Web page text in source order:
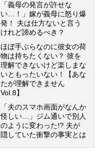
「義母の発言が許せな
い…！」嫁が義母に怒り爆
発！ 夫は仕方ないと言う
けれど諦めるべき？
ほぼ手ぶらなのに彼女の荷
物は持ちたくない？ 彼を
理解できないけど楽しまな
いともったいない！【あな
たが理解できません
Vol.8】
「夫のスマホ画面がなんか
怪しい…」ジム通いで別人
のように変わった!? 夫が
隠していた衝撃の事実とは